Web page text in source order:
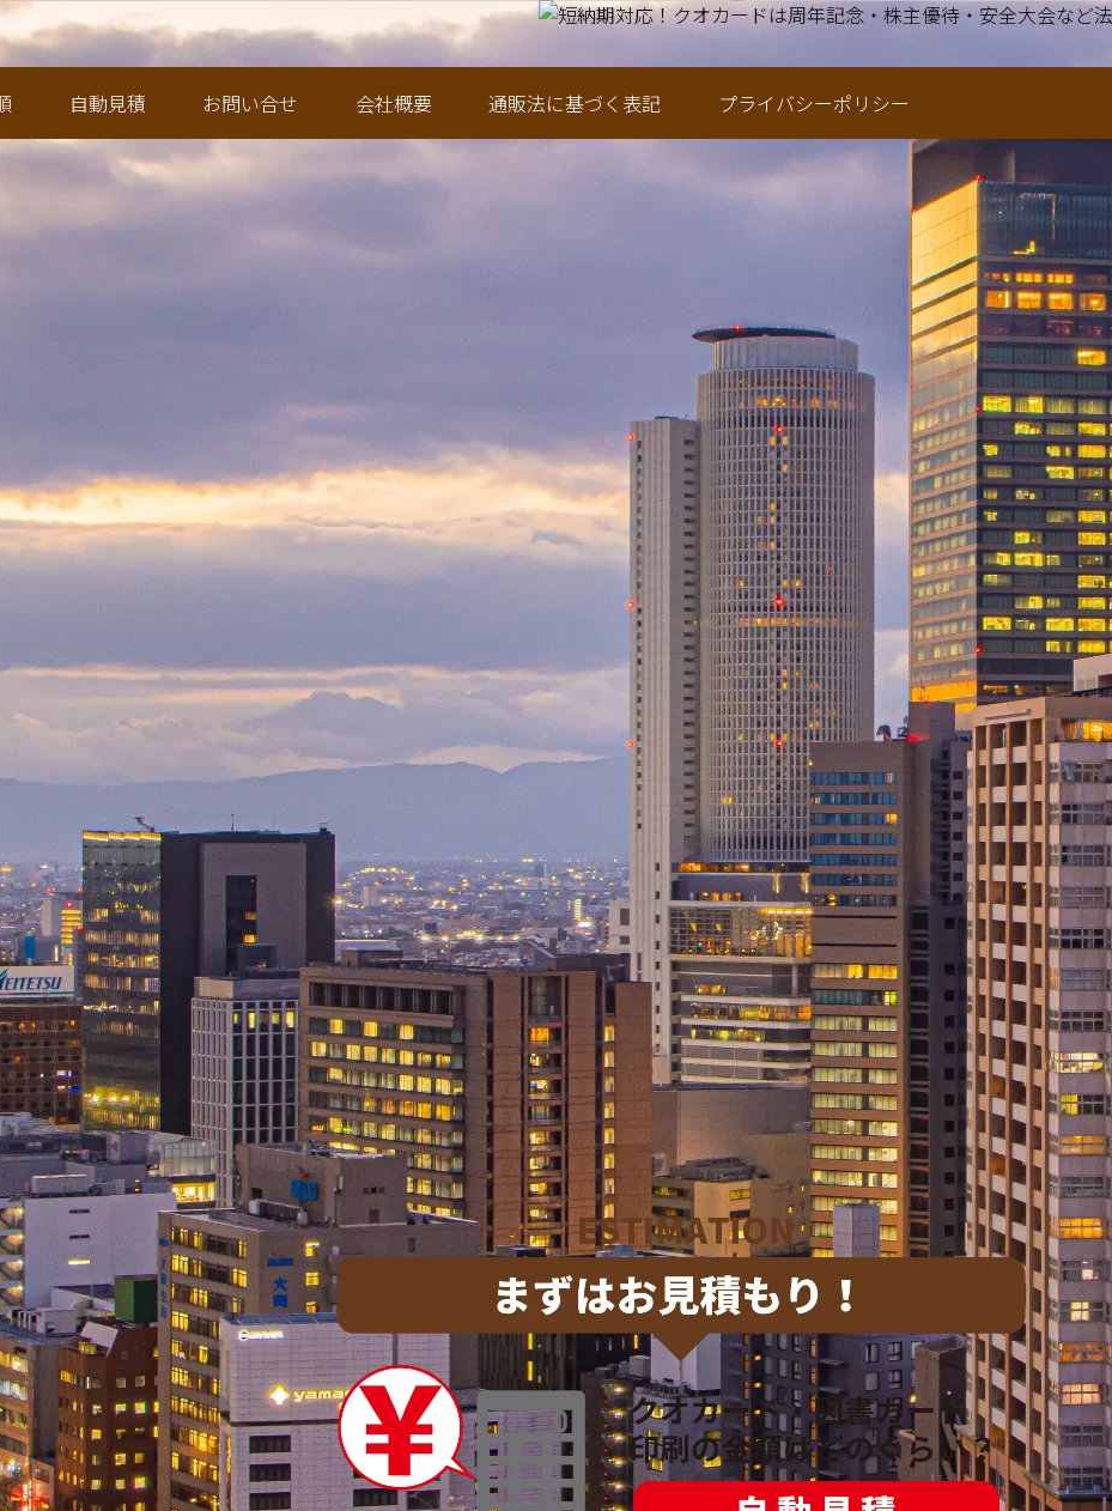
カードや図書カードでさまざまな記念品をお作りできます。 また、短納期にも対応致します。
自動見積 お問い合せ 会社概要 通販法に基づく表記 プライバシーポリシー
ラエティ豊かなデザイン
叙勲記念品 法人イベント関係
（周年記念・株主優待・安全大会など）
ホールインワン
デザインを確認
自由画像
画像を選択
その他記念品
画像を選択
イメージで選択
画像を選択
てなに？
よって印刷コスト
たい時はチェック